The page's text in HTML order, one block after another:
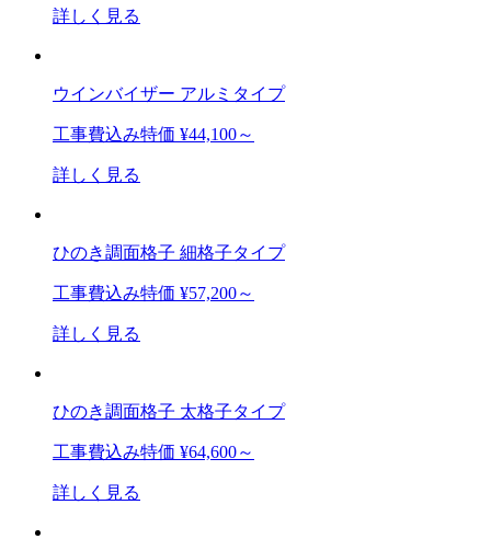
詳しく見る
ウインバイザー アルミタイプ
工事費込み特価 ¥44,100～
詳しく見る
ひのき調面格子 細格子タイプ
工事費込み特価 ¥57,200～
詳しく見る
ひのき調面格子 太格子タイプ
工事費込み特価 ¥64,600～
詳しく見る